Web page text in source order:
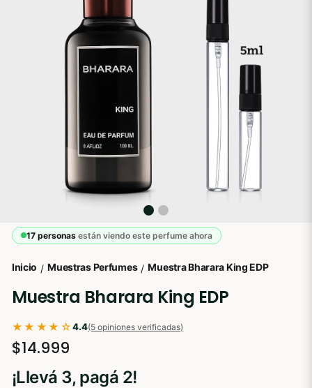
17 personasestán viendo este perfume ahora
Inicio / Muestras Perfumes / Muestra Bharara King EDP
Muestra Bharara King EDP
★★★★☆4.4(5 opiniones verificadas)
$14.999
¡Llevá 3, pagá 2!